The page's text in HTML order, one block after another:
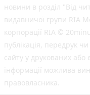
новини в розділ "Від
видавничої групи RIA
корпорації RIA ©
публiкацiя, передрук
сайту у друкованих або
інформації можлива
правовласника.